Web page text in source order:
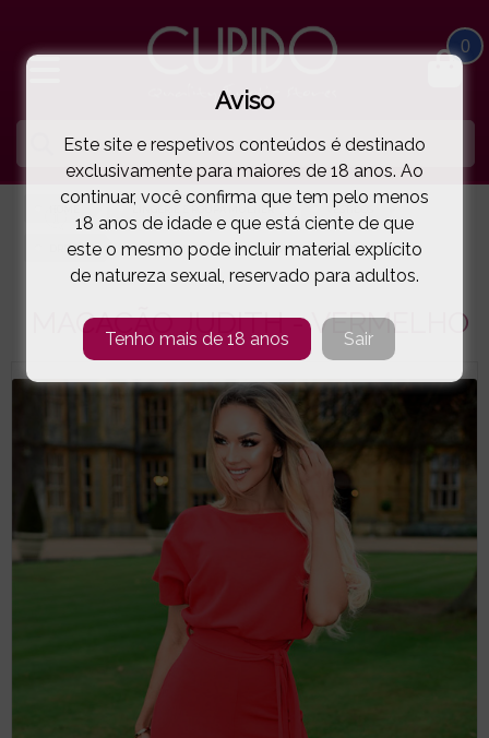
0
LINGERIE E ROUPA MULHER VESTIDOS
DRESSES MACACÃO JUDITH - VERMELHO ( 89-JUDITH.RED.E )
MACACÃO JUDITH - VERMELHO
Aviso
Este site e respetivos conteúdos é destinado
exclusivamente para maiores de 18 anos. Ao
continuar, você confirma que tem pelo menos
18 anos de idade e que está ciente de que
este o mesmo pode incluir material explícito
de natureza sexual, reservado para adultos.
Tenho mais de 18 anos Sair